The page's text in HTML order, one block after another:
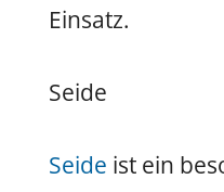
Einsatz.
Seide
Seide ist ein